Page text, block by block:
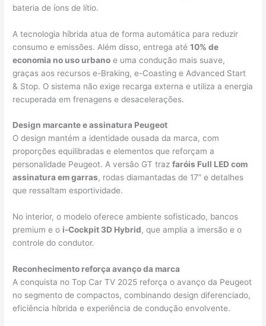
bateria de íons de lítio.
A tecnologia híbrida atua de forma automática para reduzir
consumo e emissões. Além disso, entrega até10% de
economia no uso urbano e uma condução mais suave,
graças aos recursos e-Braking, e-Coasting e Advanced Start
& Stop. O sistema não exige recarga externa e utiliza a energia
recuperada em frenagens e desacelerações.
Design marcante e assinatura Peugeot
O design mantém a identidade ousada da marca, com
proporções equilibradas e elementos que reforçam a
personalidade Peugeot. A versão GT trazfaróis Full LED com
assinatura em garras, rodas diamantadas de 17” e detalhes
que ressaltam esportividade.
No interior, o modelo oferece ambiente sofisticado, bancos
premium e o i-Cockpit 3D Hybrid, que amplia a imersão e o
controle do condutor.
Reconhecimento reforça avanço da marca
A conquista no Top Car TV 2025 reforça o avanço da Peugeot
no segmento de compactos, combinando design diferenciado,
eficiência híbrida e experiência de condução envolvente.